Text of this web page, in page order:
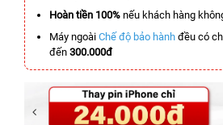
Hoàn tiền 100% nếu khách hàng
Máy ngoài Chế độ bảo hành đều có
đến 300.000đ